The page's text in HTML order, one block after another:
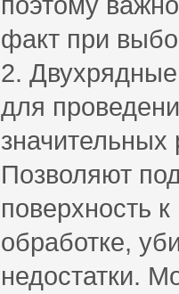
факт при
для
Позволяют
поверхность
обработке,
недостатки.